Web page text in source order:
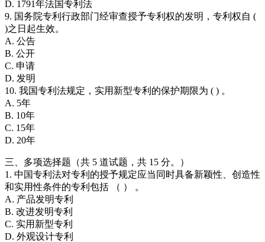
D. 1791年法国专利法
9. 国务院专利行政部门经审查授予专利权的发明，专利权自 (
)之日起生效。
A. 公告
B. 公开
C. 申请
D. 发明
10. 我国专利法规定，实用新型专利的保护期限为 ( ) 。
A. 5年
B. 10年
C. 15年
D. 20年
三、多项选择题（共 5 道试题，共 15 分。）
1. 中国专利法对专利的授予规定应当同时具备新颖性、创造性
和实用性条件的专利包括 （ ） 。
A. 产品发明专利
B. 改进发明专利
C. 实用新型专利
D. 外观设计专利